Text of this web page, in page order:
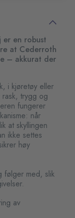
en robust
at Cederroth
– akkurat der
i kjøretøy eller
trygg og
fungerer
når
at skyllingen
ikke settes
høy
følger med, slik
av